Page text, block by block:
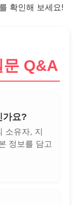
확인해 보세요!
문 Q&A
가요?
소유자, 지
정보를 담고